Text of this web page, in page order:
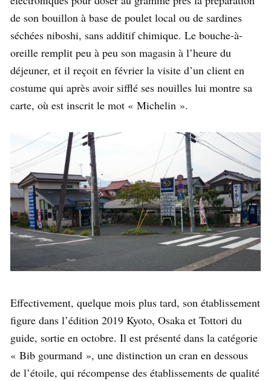
de son bouillon à base de poulet local ou de sardines
séchées niboshi, sans additif chimique. Le bouche-à-
oreille remplit peu à peu son magasin à l’heure du
déjeuner, et il reçoit en février la visite d’un client en
costume qui après avoir sifflé ses nouilles lui montre sa
carte, où est inscrit le mot « Michelin ».
Effectivement, quelque mois plus tard, son établissement
figure dans l’édition 2019 Kyoto, Osaka et Tottori du
guide, sortie en octobre. Il est présenté dans la catégorie
« Bib gourmand », une distinction un cran en dessous
de l’étoile, qui récompense des établissements de qualité